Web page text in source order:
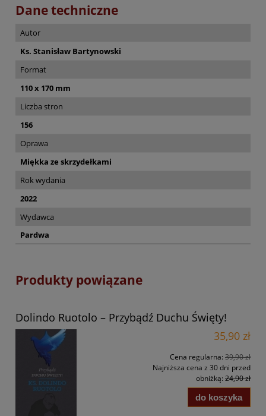
Dane techniczne
Autor
Ks. Stanisław Bartynowski
Format
110 x 170 mm
Liczba stron
156
Oprawa
Miękka ze skrzydełkami
Rok wydania
2022
Wydawca
Pardwa
Produkty powiązane
Dolindo Ruotolo – Przybądź Duchu Święty!
35,90 zł
Cena regularna: 39,90 zł
Najniższa cena z 30 dni przed
obniżką: 24,90 zł
do koszyka